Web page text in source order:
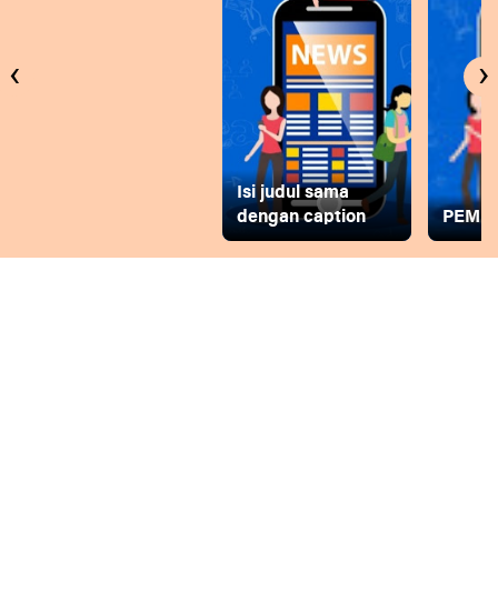
Isi judul sama
dengan caption
‹ ›